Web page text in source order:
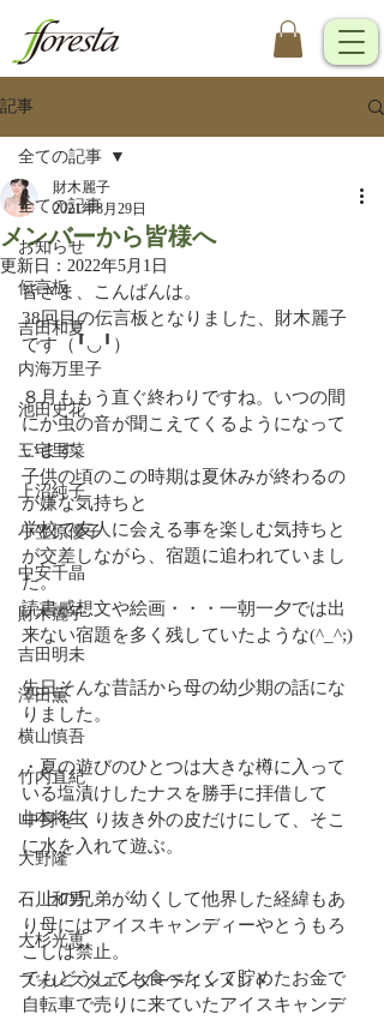
記事
全ての記事
お知らせ
伝言板
吉田和夏
内海万里子
池田史花
三宅里菜
上沼純子
小笠原優子
中安千晶
財木麗子
吉田明未
澤田薫
横山慎吾
竹内直紀
山本将生
大野隆
石川和男
大杉光恵
フォレスタエンターテインメント
全ての記事
メンバーから皆様へ
財木麗子
2021年8月29日
更新日： 2022年5月1日
皆さま、こんばんは。
38回目の伝言板となりました、財木麗子
です（╹◡╹）
８月ももう直ぐ終わりですね。いつの間
にか虫の音が聞こえてくるようになって
います。
子供の頃のこの時期は夏休みが終わるの
が嫌な気持ちと
学校で友人に会える事を楽しむ気持ちと
が交差しながら、宿題に追われていまし
た。
読書感想文や絵画・・・一朝一夕では出
来ない宿題を多く残していたような(^_^;)
先日そんな昔話から母の幼少期の話にな
りました。
・夏の遊びのひとつは大きな樽に入って
いる塩漬けしたナスを勝手に拝借して
中身をくり抜き外の皮だけにして、そこ
に水を入れて遊ぶ。
・上の兄弟が幼くして他界した経緯もあ
り母にはアイスキャンディーやとうもろ
こしは禁止。
でもどうしても食べたくて貯めたお金で
自転車で売りに来ていたアイスキャンデ